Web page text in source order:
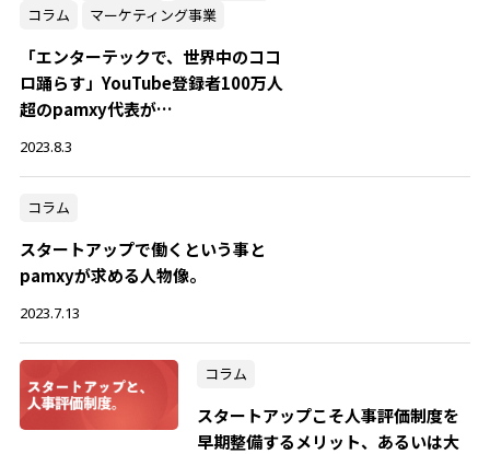
コラム
マーケティング事業
「エンターテックで、世界中のココ
ロ踊らす」YouTube登録者100万人
超のpamxy代表が…
2023.8.3
コラム
スタートアップで働くという事と
pamxyが求める人物像。
2023.7.13
コラム
スタートアップこそ人事評価制度を
早期整備するメリット、あるいは大